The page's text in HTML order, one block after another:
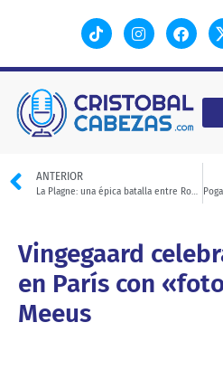
ANTERIOR
La Plagne: una épica batalla entre Roche y Delgado
Vingegaard
en París con
Meeus